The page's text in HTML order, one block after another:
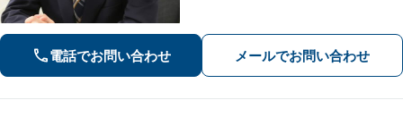
経験あり。【バスセンター前駅3番出口
徒歩1分】
電話でお問い合わせ メールでお問い合わせ